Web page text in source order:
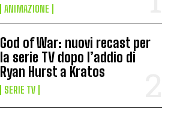
ANIMAZIONE
God of War: nuovi recast per
la serie TV dopo l’addio di
Ryan Hurst a Kratos
SERIE TV